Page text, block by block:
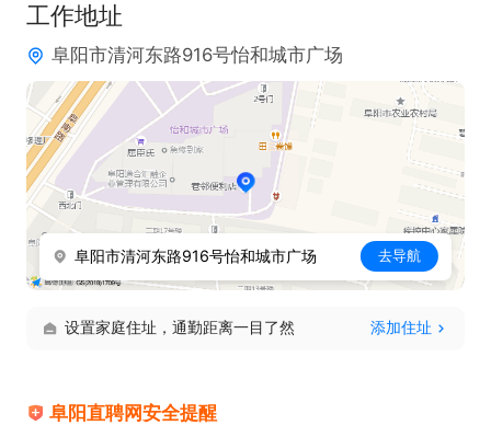
工作地址
阜阳市清河东路916号怡和城市广场
阜阳市清河东路916号怡和城市广场 去导航
设置家庭住址，通勤距离一目了然 添加住址
阜阳直聘网安全提醒